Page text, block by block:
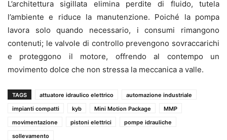
L’architettura sigillata elimina perdite di fluido, tutela
l’ambiente e riduce la manutenzione. Poiché la pompa
lavora solo quando necessario, i consumi rimangono
contenuti; le valvole di controllo prevengono sovraccarichi
e proteggono il motore, offrendo al contempo un
movimento dolce che non stressa la meccanica a valle.
TAGS attuatore idraulico elettrico
automazione industriale
impianti compatti
kyb Mini Motion Package
MMP
movimentazione
pistoni elettrici
pompe idrauliche
sollevamento